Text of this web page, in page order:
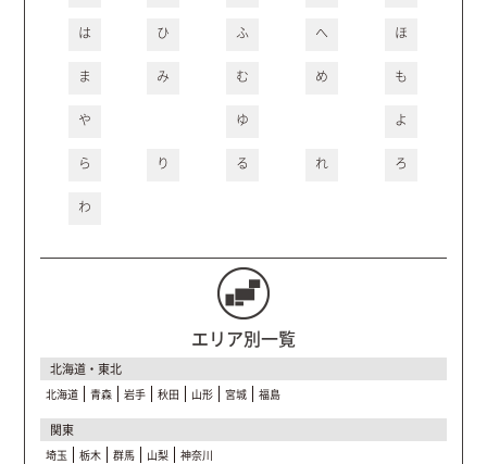
は ひ ふ へ ほ
ま み む め も
や ゆ よ
ら り る れ ろ
わ
エリア別一覧
北海道・東北
北海道 青森 岩手 秋田 山形 宮城 福島
関東
埼玉 栃木 群馬 山梨 神奈川